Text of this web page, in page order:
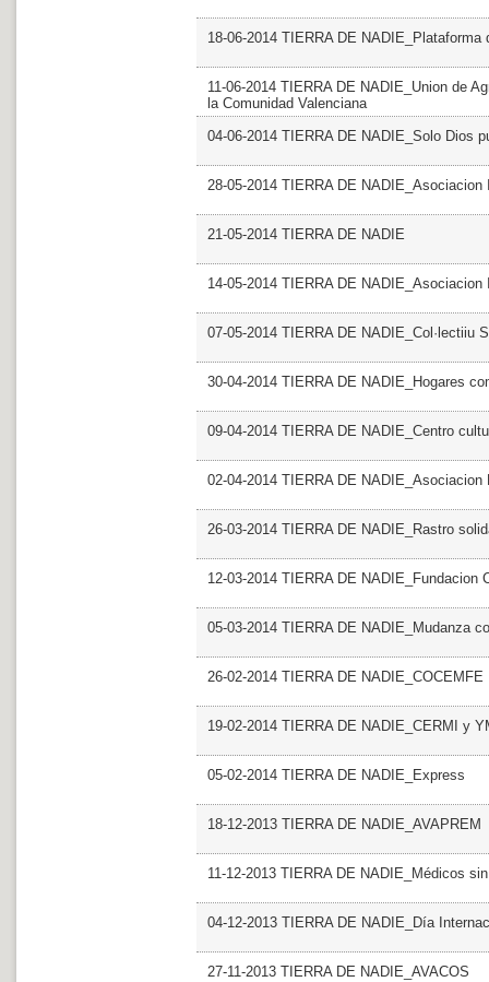
18-06-2014 TIERRA DE
11-06-2014 TIERRA DE NADIE_Union de
la Comunidad Valenciana
04-06-2014 TIERRA DE NADIE_Solo Dios
28-05-2014 TIERRA DE NADIE_Asociacion
21-05-2014 TIERRA DE NADIE
14-05-2014 TIERRA DE NADIE_Asociacion
07-05-2014 TIERRA DE NADIE_Col·lectiiu
30-04-2014 TIERRA DE NADIE_Hogares
09-04-2014 TIERRA DE NADIE_Centro
02-04-2014 TIERRA DE
26-03-2014 TIERRA DE NADIE_Rastro
12-03-2014 TIERRA DE NADIE_Fundacion
05-03-2014 TIERRA DE NADIE_Mudanza
26-02-2014 TIERRA DE NADIE_COCEMFE
19-02-2014 TIERRA DE NADIE_CERMI y
05-02-2014 TIERRA DE NADIE_Express
18-12-2013 TIERRA DE NADIE_AVAPREM
11-12-2013 TIERRA DE NADIE_Médicos
04-12-2013 TIERRA DE NADIE_Día
27-11-2013 TIERRA DE NADIE_AVACOS